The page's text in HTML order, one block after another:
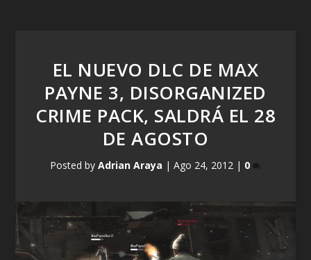
EL NUEVO DLC DE MAX
PAYNE 3, DISORGANIZED
CRIME PACK, SALDRÁ EL 28
DE AGOSTO
Posted by Adrian Araya | Ago 24, 2012 | 0